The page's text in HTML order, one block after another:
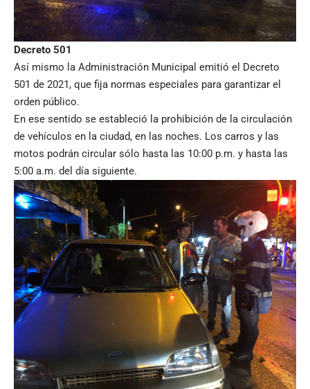
Decreto 501
Así mismo la Administración Municipal emitió el Decreto
501 de 2021, que fija normas especiales para garantizar el
orden público.
En ese sentido se estableció la prohibición de la circulación
de vehículos en la ciudad, en las noches. Los carros y las
motos podrán circular sólo hasta las 10:00 p.m. y hasta las
5:00 a.m. del día siguiente.